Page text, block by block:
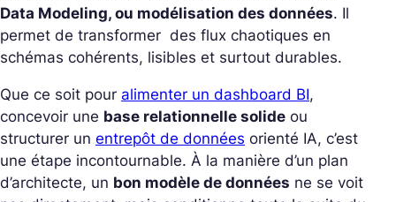
Data Modeling, ou modélisation des données. Il
permet de transformer des flux chaotiques en
schémas cohérents, lisibles et surtout durables.
Que ce soit pour alimenter un dashboard BI,
concevoir une base relationnelle solide ou
structurer un entrepôt de données orienté IA, c’est
une étape incontournable. À la manière d’un plan
d’architecte, un bon modèle de données ne se voit